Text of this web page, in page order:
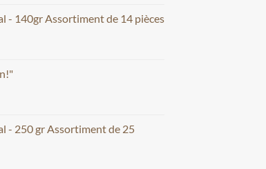
- 140gr Assortiment de 14 pièces
- 250 gr Assortiment de 25